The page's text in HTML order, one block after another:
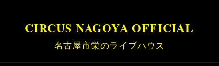
CIRCUS NAGOYA OFFICIAL
名古屋市栄のライブハウス